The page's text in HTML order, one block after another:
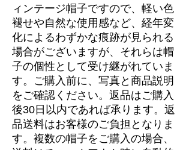
ィンテージ帽子ですので、軽い色
褪せや自然な使用感など、経年変
化によるわずかな痕跡が見られる
場合がございますが、それらは帽
子の個性として受け継がれていま
す。ご購入前に、写真と商品説明
をご確認ください。返品はご購入
後30日以内であれば承ります。返
品送料はお客様のご負担となりま
す。複数の帽子をご購入の場合、